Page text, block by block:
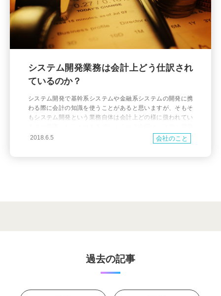
システム開発業務は会計上どう仕訳され
ているのか？
システム開発で基幹系システムや金融系システムの開発に携
わる際に会計の知識を使うことがあると思いますが、そもそ
もシステム開発という業務自体は会計上どの様に扱われてい
業務そのものが、どう仕分けされるのかをまとめてみたいと
思います。 なお、ここで書いている内容は私が以前所属して
2018.6.5 会社のこと
過去の記事